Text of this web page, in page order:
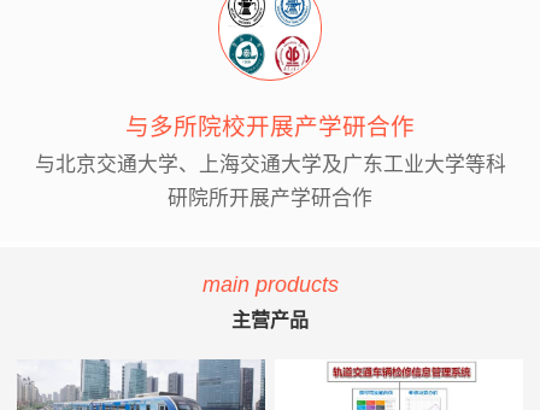
与多所院校开展产学研合作
与北京交通大学、上海交通大学及广东工业大学等科
研院所开展产学研合作
main products
主营产品